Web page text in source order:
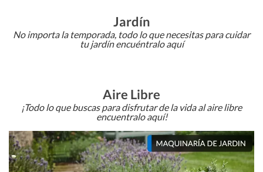
Jardín
No importa la temporada, todo lo que necesitas para cuidar
tu jardín encuéntralo aquí
Aire Libre
¡Todo lo que buscas para disfrutar de la vida al aire libre
encuentralo aquí!